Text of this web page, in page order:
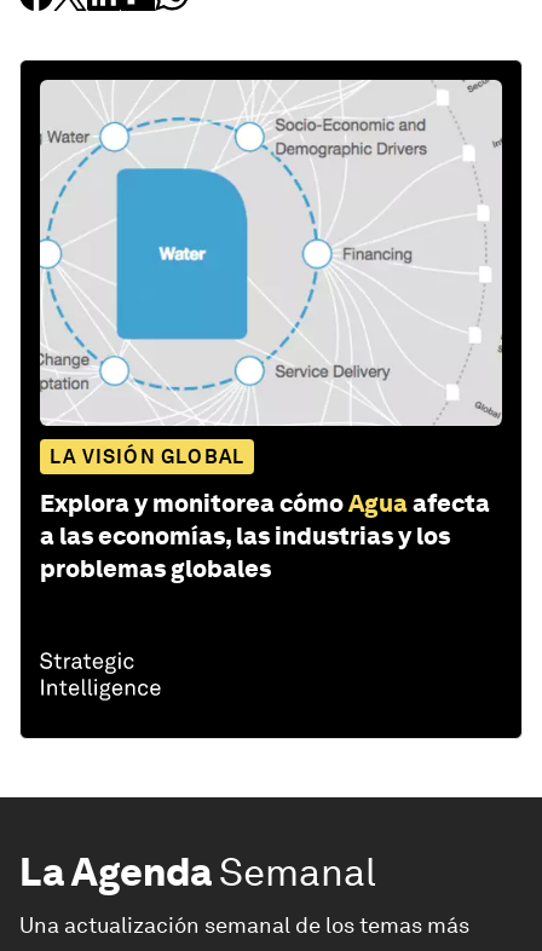
LA VISIÓN GLOBAL
Explora y monitorea cómoAguaafecta
a las economías, las industrias y los
problemas globales
La AgendaSemanal
Una actualización semanal de los temas más